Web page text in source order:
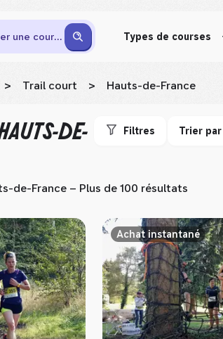
Rechercher une course Types de courses
> Trail court > Hauts-de-France
DE-
Filtres Trier
de-France – Plus de 100 résultats
Achat instantané